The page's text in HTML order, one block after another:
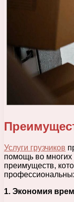
Услуги грузчиков
помощь во многих
преимуществ,
1. Экономия